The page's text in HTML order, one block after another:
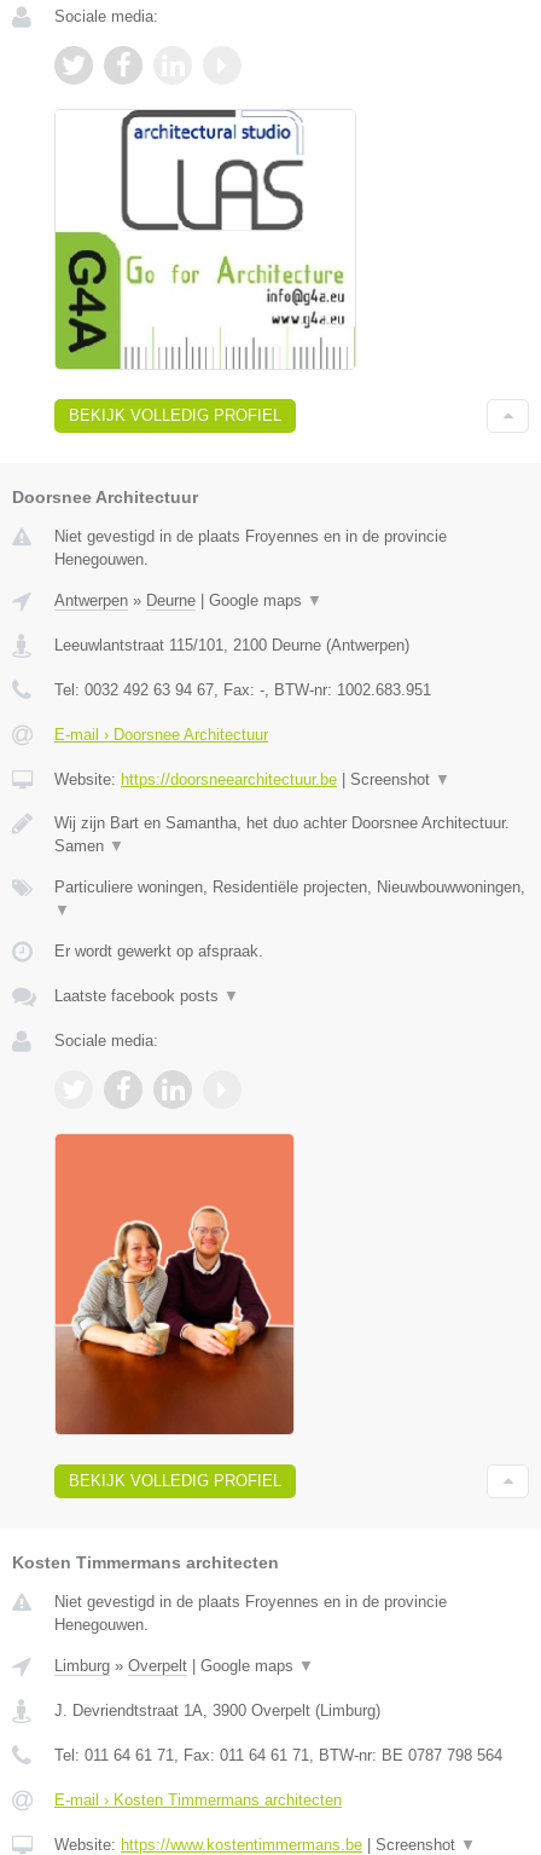
Sociale media:
BEKIJK VOLLEDIG PROFIEL
Doorsnee Architectuur
Niet gevestigd in de plaats Froyennes en in de provincie
Henegouwen.
Antwerpen » Deurne Google maps ▼
Leeuwlantstraat 115/101, 2100 Deurne (Antwerpen)
Tel: 0032 492 63 94 67, Fax: -, BTW-nr: 1002.683.951
E-mail › Doorsnee Architectuur
Website: https://doorsneearchitectuur.be Screenshot ▼
Wij zijn Bart en Samantha, het duo achter Doorsnee Architectuur.
Samen ▼
Particuliere woningen, Residentiële projecten, Nieuwbouwwoningen,
▼
Er wordt gewerkt op afspraak.
Laatste facebook posts ▼
Sociale media:
BEKIJK VOLLEDIG PROFIEL
Kosten Timmermans architecten
Niet gevestigd in de plaats Froyennes en in de provincie
Henegouwen.
Limburg » Overpelt Google maps ▼
J. Devriendtstraat 1A 3900 Overpelt ( Limburg)
Tel: 011 64 61 71 , Fax: 011 64 61 71 , BTW-nr: BE 0787 798 564
E-mail › Kosten Timmermans architecten
Website: https://www.kostentimmermans.be Screenshot ▼